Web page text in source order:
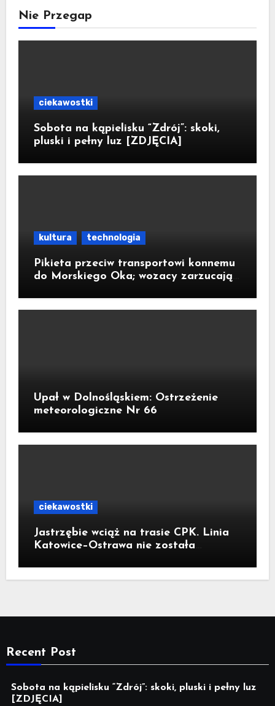
Nie Przegap
ciekawostki
Sobota na kąpielisku “Zdrój”: skoki,
pluski i pełny luz [ZDJĘCIA]
kultura technologia
Pikieta przeciw transportowi konnemu
do Morskiego Oka; wozacy zarzucają
Upał w Dolnośląskiem: Ostrzeżenie
meteorologiczne Nr 66
ciekawostki
Jastrzębie wciąż na trasie CPK. Linia
Katowice–Ostrawa nie została
Recent Post
Sobota na kąpielisku “Zdrój”: skoki, pluski i pełny luz
[ZDJĘCIA]